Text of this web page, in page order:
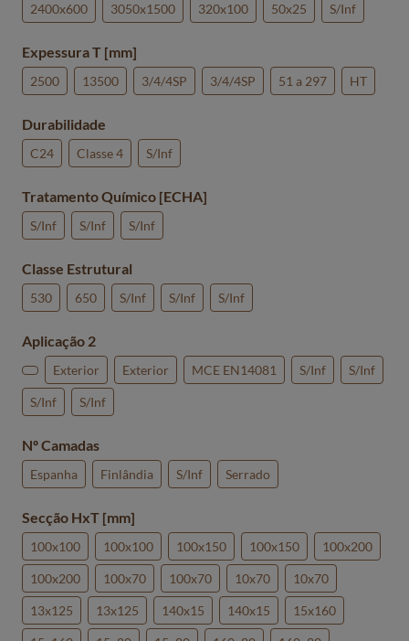
2400x600 3050x1500 320x100 50x25 S/Inf
Expessura T [mm]
2500 13500 3/4/4SP 3/4/4SP 51 a 297 HT
Durabilidade
C24 Classe 4 S/Inf
Tratamento Químico [ECHA]
S/Inf S/Inf S/Inf
Classe Estrutural
530 650 S/Inf S/Inf S/Inf
Aplicação 2
Exterior Exterior MCE EN14081 S/Inf S/Inf
S/Inf S/Inf
Nº Camadas
Espanha Finlândia S/Inf Serrado
Secção HxT [mm]
100x100 100x100 100x150 100x150 100x200
100x200 100x70 100x70 10x70 10x70
13x125 13x125 140x15 140x15 15x160